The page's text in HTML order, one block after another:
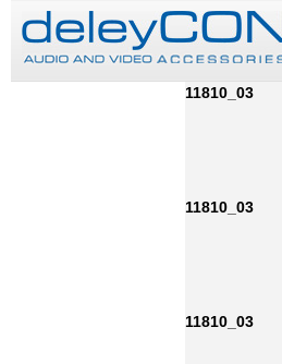
11810_03
11810_03
11810_03